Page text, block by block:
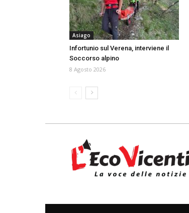
Asiago
Infortunio sul Verena, interviene il
Soccorso alpino
8 Agosto 2026